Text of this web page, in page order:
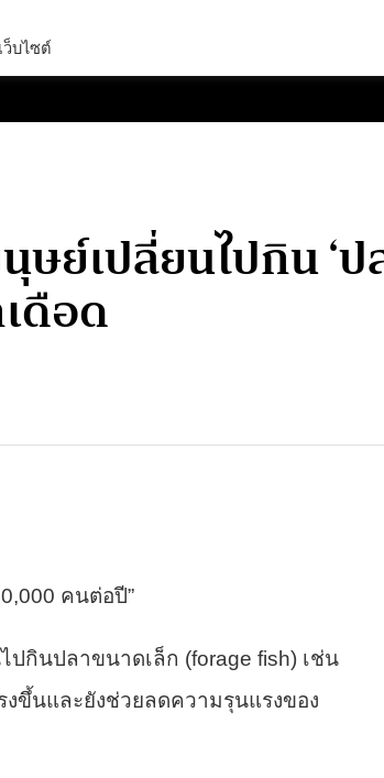
ย์เปลี่ยนไปกิน ‘
ดือด
คนต่อปี”
กินปลาขนาดเล็ก (forage fish) เช่น
ขึ้นและยังช่วยลดความรุนแรงของ
ว็บไซต์